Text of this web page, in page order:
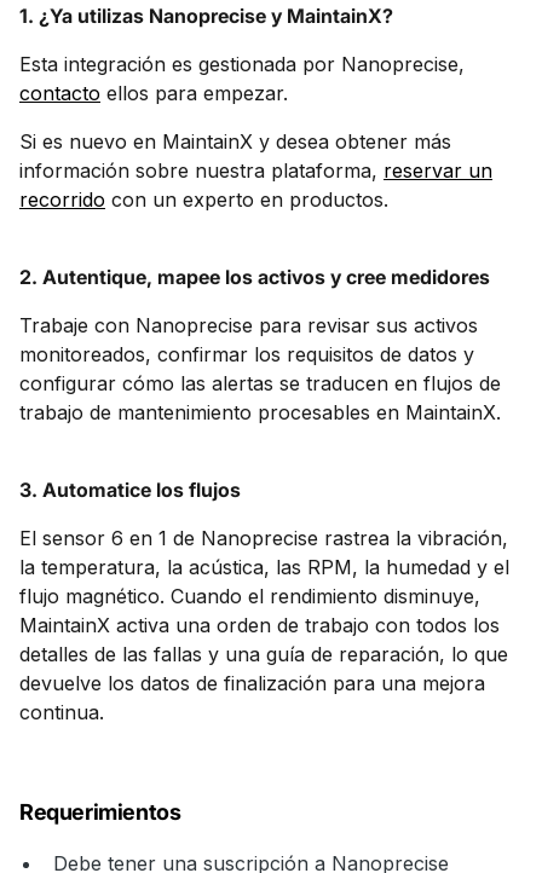
1. ¿Ya utilizas Nanoprecise y MaintainX?
Esta integración es gestionada por Nanoprecise,
contacto ellos para empezar.
Si es nuevo en MaintainX y desea obtener más
información sobre nuestra plataforma, reservar un
recorrido con un experto en productos.
2. Autentique, mapee los activos y cree medidores
Trabaje con Nanoprecise para revisar sus activos
monitoreados, confirmar los requisitos de datos y
configurar cómo las alertas se traducen en flujos de
trabajo de mantenimiento procesables en MaintainX.
3. Automatice los flujos
El sensor 6 en 1 de Nanoprecise rastrea la vibración,
la temperatura, la acústica, las RPM, la humedad y el
flujo magnético. Cuando el rendimiento disminuye,
MaintainX activa una orden de trabajo con todos los
detalles de las fallas y una guía de reparación, lo que
devuelve los datos de finalización para una mejora
continua.
Requerimientos
Debe tener una suscripción a Nanoprecise